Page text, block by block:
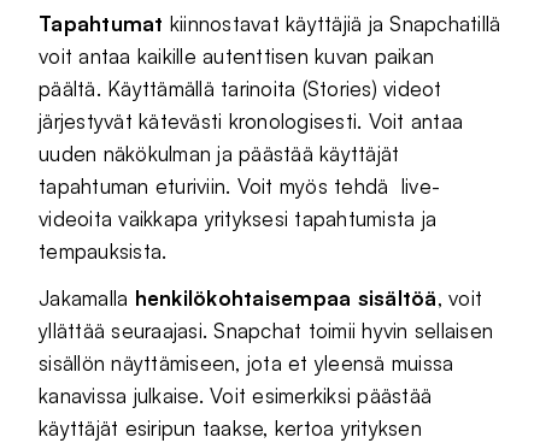
Tapahtumat kiinnostavat käyttäjiä ja Snapchatillä
voit antaa kaikille autenttisen kuvan paikan
päältä. Käyttämällä tarinoita (Stories) videot
järjestyvät kätevästi kronologisesti. Voit antaa
uuden näkökulman ja päästää käyttäjät
tapahtuman eturiviin. Voit myös tehdä live-
videoita vaikkapa yrityksesi tapahtumista ja
tempauksista.
Jakamalla henkilökohtaisempaa sisältöä, voit
yllättää seuraajasi. Snapchat toimii hyvin sellaisen
sisällön näyttämiseen, jota et yleensä muissa
kanavissa julkaise. Voit esimerkiksi päästää
käyttäjät esiripun taakse, kertoa yrityksen